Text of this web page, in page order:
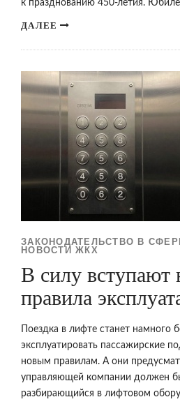
к празднованию 450-летия.
ДАЛЕЕ
ЗАКОНОДАТЕЛЬСТВО В
НОВОСТИ ЖКХ
В силу вступают
правила
Поездка в лифте станет намного
эксплуатировать пассажирские
новым правилам. А они
управляющей компании должен
разбирающийся в лифтовом